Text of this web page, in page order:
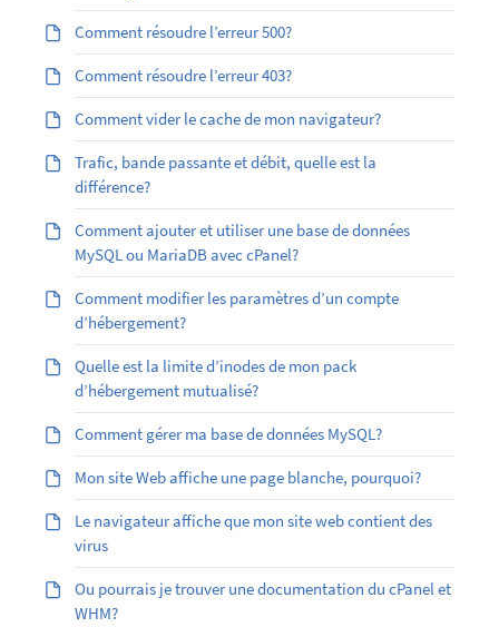
Comment résoudre l’erreur 500?
Comment résoudre l’erreur 403?
Comment vider le cache de mon navigateur?
Trafic, bande passante et débit, quelle est la
différence?
Comment ajouter et utiliser une base de données
MySQL ou MariaDB avec cPanel?
Comment modifier les paramètres d’un compte
d’hébergement?
Quelle est la limite d’inodes de mon pack
d’hébergement mutualisé?
Comment gérer ma base de données MySQL?
Mon site Web affiche une page blanche, pourquoi?
Le navigateur affiche que mon site web contient des
virus
Ou pourrais je trouver une documentation du cPanel et
WHM?